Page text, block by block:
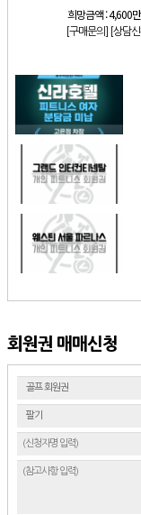
희망금액 :4,600
[구매문의] [상담신
회원권 매매신청